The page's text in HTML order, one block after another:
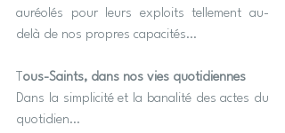
auréolés pour leurs exploits tellement au-
delà de nos propres capacités…
ous-Saints, dans nos vies quotidiennes
Dans la simplicité et la banalité des actes du
quotidien…